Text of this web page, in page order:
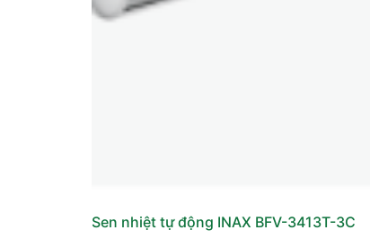
Sen nhiệt tự động INAX BFV-3413T-3C